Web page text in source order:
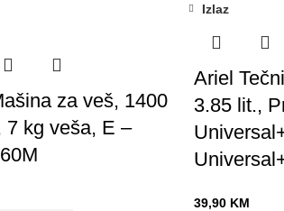
za veš, 1400
7 kg veša, E –
Izlaz
Ariel
3.85 lit.,
39,90 KM